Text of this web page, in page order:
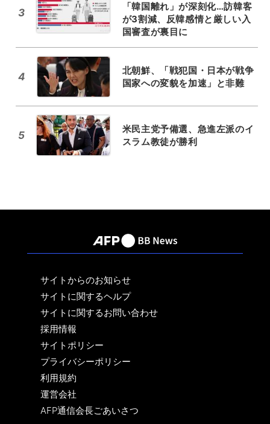
3
「韓国離れ」が深刻化…訪韓客
が3割減、反韓感情と厳しい入
国審査が裏目に
4
北朝鮮、「戦犯国・日本が戦争
国家への変貌を加速」と非難
5
米民主党予備選、急進左派のイ
スラム教徒が勝利
サイトからのお知らせ
サイトに関するヘルプ
サイトに関するお問い合わせ
採用情報
サイトポリシー
プライバシーポリシー
利用規約
運営会社
AFP通信会長ごあいさつ